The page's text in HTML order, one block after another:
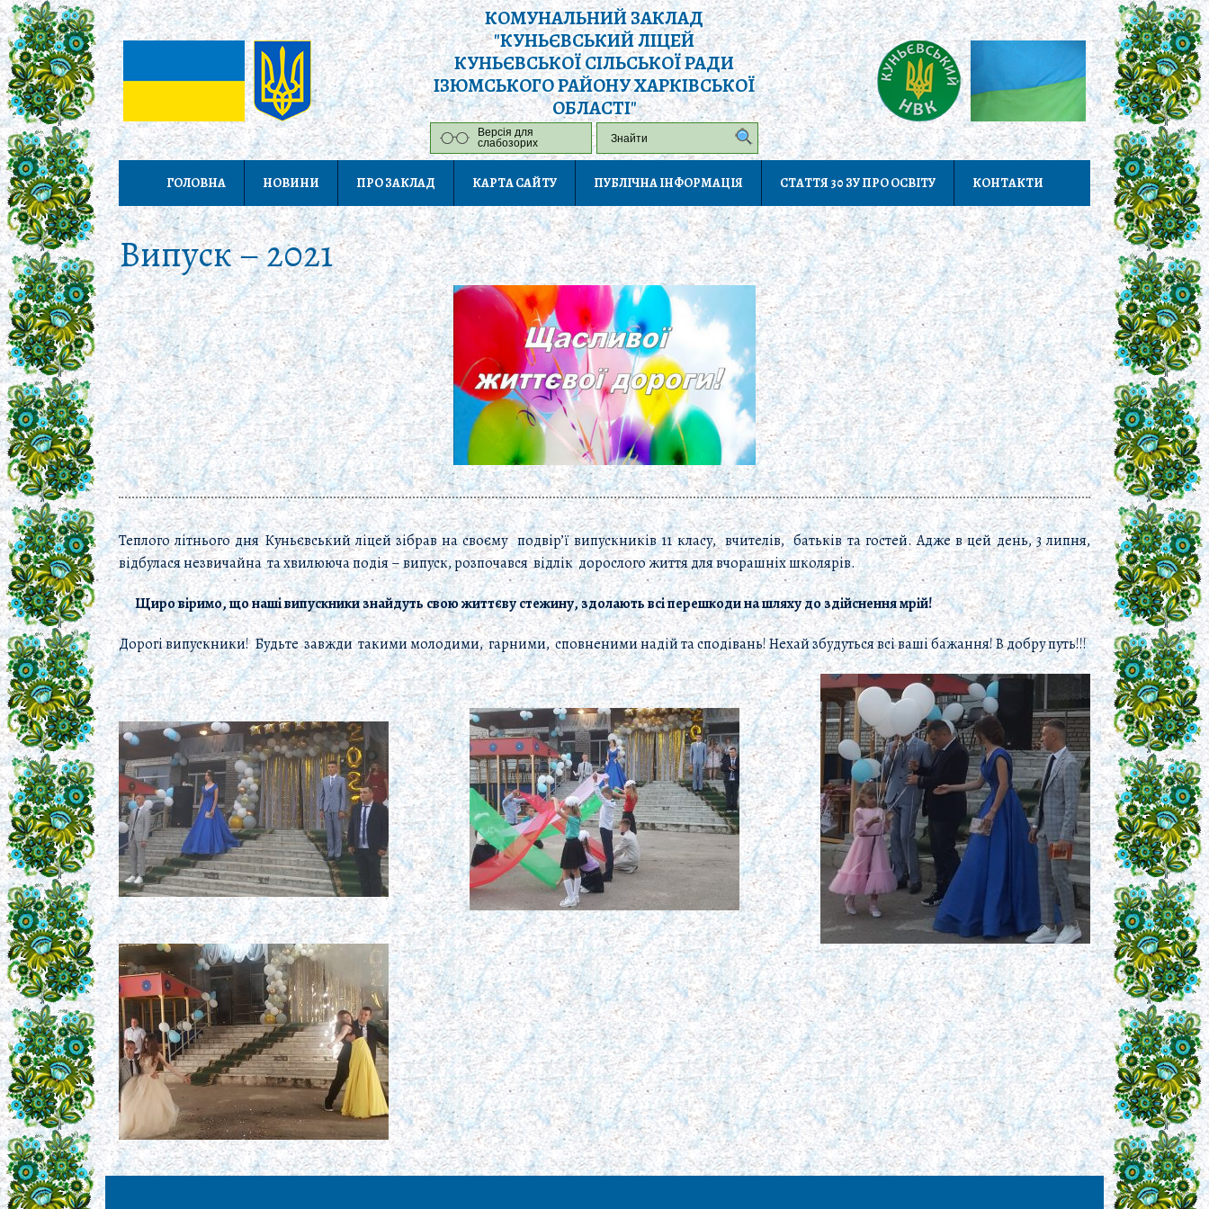
КОМУНАЛЬНИЙ ЗАКЛАД
"КУНЬЄВСЬКИЙ ЛІЦЕЙ
КУНЬЄВСЬКОЇ СІЛЬСЬКОЇ РАДИ
ІЗЮМСЬКОГО РАЙОНУ ХАРКІВСЬКОЇ
ОБЛАСТІ"
Версія для
слабозорих
ГОЛОВНА НОВИНИ ПРО ЗАКЛАД КАРТА САЙТУ ПУБЛІЧНА ІНФОРМАЦІЯ СТАТТЯ 30 ЗУ ПРО ОСВІТУ КОНТАКТИ
Випуск – 2021
Теплого літнього дня Куньєвський ліцей зібрав на своєму подвір’ї випускників 11 класу, вчителів, батьків та гостей.Адже в цей день, 3 липня,
відбулася незвичайна та хвилююча подія – випуск, розпочався відлік дорослого життя для вчорашніх школярів.
Щиро віримо, що наші випускники знайдуть свою життєву стежину, здолають всі перешкоди на шляху до здійснення мрій!
Дорогі випускники! Будьте завжди такими молодими, гарними, сповненими надій та сподівань! Нехай збудуться всі ваші бажання! В добру путь!!!